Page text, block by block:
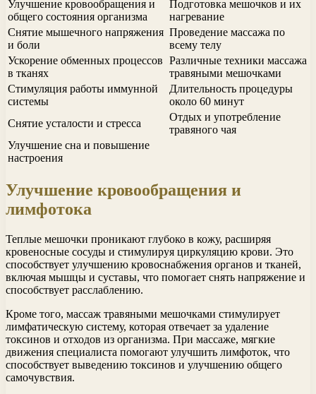
Улучшение кровообращения и
общего состояния организма
Подготовка мешочков и их
нагревание
Снятие мышечного напряжения
и боли
Проведение массажа по
всему телу
Ускорение обменных процессов
в тканях
Различные техники массажа
травяными мешочками
Стимуляция работы иммунной
системы
Длительность процедуры
около 60 минут
Снятие усталости и стресса
Отдых и употребление
травяного чая
Улучшение сна и повышение
настроения
Улучшение кровообращения и
лимфотока
Теплые мешочки проникают глубоко в кожу, расширяя
кровеносные сосуды и стимулируя циркуляцию крови. Это
способствует улучшению кровоснабжения органов и тканей,
включая мышцы и суставы, что помогает снять напряжение и
способствует расслаблению.
Кроме того, массаж травяными мешочками стимулирует
лимфатическую систему, которая отвечает за удаление
токсинов и отходов из организма. При массаже, мягкие
движения специалиста помогают улучшить лимфоток, что
способствует выведению токсинов и улучшению общего
самочувствия.